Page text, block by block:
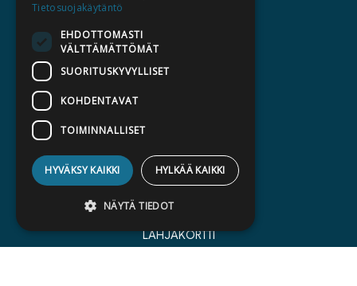
HALUATKO KIRJAILIJAKSI
KIRJA TILAUSTYÖNÄ
SILTALA.FI
E-JA ÄÄNIKIRJAT
ENNAKKOTILATTAVAT
LAHJAKORTTI
Tietosuojakäytäntö
EHDOTTOMASTI
VÄLTTÄMÄTTÖMÄT
SUORITUSKYVYLLISET
KOHDENTAVAT
TOIMINNALLISET
HYVÄKSY KAIKKI HYLKÄÄ KAIKKI
NÄYTÄ TIEDOT